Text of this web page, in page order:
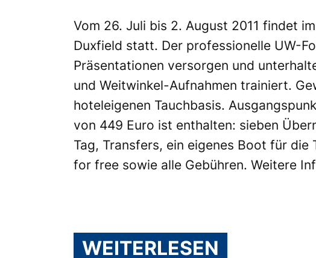
Vom 26. Juli bis 2. August 2011 findet
Duxfield statt. Der professionelle UW-
Präsentationen versorgen und
und Weitwinkel-Aufnahmen trainiert.
hoteleigenen Tauchbasis.
von 449 Euro ist enthalten: sieben
Tag, Transfers, ein eigenes Boot für
for free sowie alle Gebühren. Weitere
WEITERLESEN